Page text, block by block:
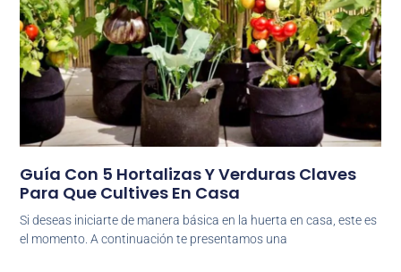
Guía Con 5 Hortalizas Y Verduras Claves
Para Que Cultives En Casa
Si deseas iniciarte de manera básica en la huerta en casa, este es
el momento. A continuación te presentamos una